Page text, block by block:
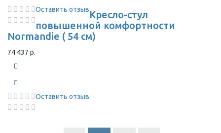
Оставить отзывКресло-стул
повышенной комфортности
Normandie ( 54 см)
74 437 р.
Оставить отзыв